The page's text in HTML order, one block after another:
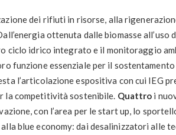
dei rifiuti in risorse, alla
ottenuta dalle biomasse all’uso
ciclo idrico integrato e il monitoraggio
funzione essenziale per il
l’articolazione espositiva con cui IEG
la competitività sostenibile. Quattro i
con l’area per le start up, lo
blue economy: dai desalinizzatori alle